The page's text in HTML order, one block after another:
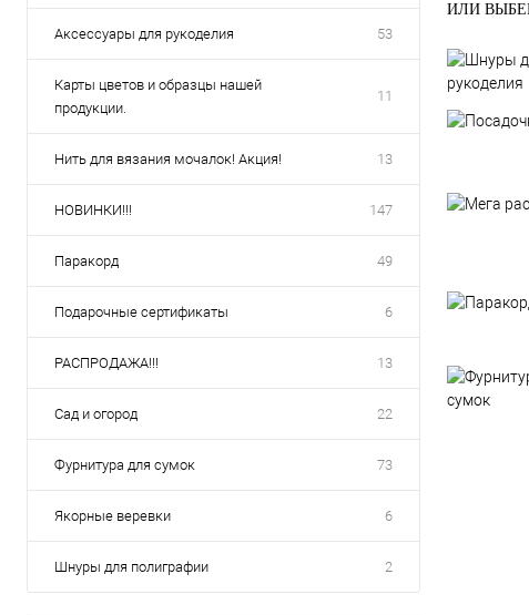
Аксессуары для рукоделия 53
Карты цветов и образцы нашей
продукции.
11
Нить для вязания мочалок! Акция! 13
НОВИНКИ!!! 147
Паракорд 49
Подарочные сертификаты 6
РАСПРОДАЖА!!! 13
Сад и огород 22
Фурнитура для сумок 73
Якорные веревки 6
Шнуры для полиграфии 2
ИЛИ
рукоделия
сумок